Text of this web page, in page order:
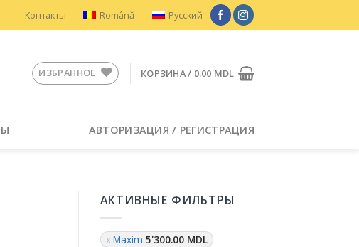
Контакты Română Русский
ИЗБРАННОЕ КОРЗИНА / 0.00 MDL
АВТОРИЗАЦИЯ / РЕГИСТРАЦИЯ
АКТИВНЫЕ ФИЛЬТРЫ
Maxim 5'300.00 MDL